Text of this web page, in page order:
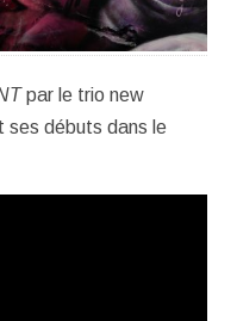
par le trio new
ses débuts dans le